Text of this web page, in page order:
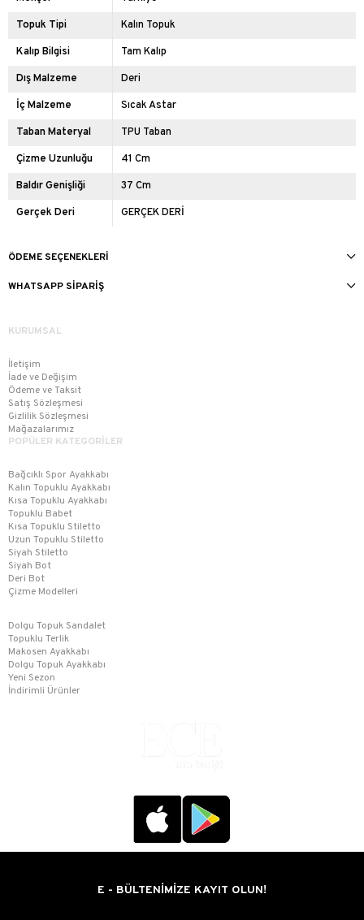
Topuk Tipi Kalın Topuk
Kalıp Bilgisi Tam Kalıp
Dış Malzeme Deri
İç Malzeme Sıcak Astar
Taban Materyal TPU Taban
Çizme Uzunluğu 41 Cm
Baldır Genişliği 37 Cm
Gerçek Deri GERÇEK DERİ
ÖDEME SEÇENEKLERI
WHATSAPP SIPARIŞ
KURUMSAL
İletişim
İade ve Değişim
Ödeme ve Taksit
Satış Sözleşmesi
Gizlilik Sözleşmesi
Mağazalarımız
POPÜLER KATEGORİLER
Bağcıklı Spor Ayakkabı
Kalın Topuklu Ayakkabı
Kısa Topuklu Ayakkabı
Topuklu Babet
Kısa Topuklu Stiletto
Uzun Topuklu Stiletto
Siyah Stiletto
Siyah Bot
Deri Bot
Çizme Modelleri
Dolgu Topuk Sandalet
Topuklu Terlik
Makosen Ayakkabı
Dolgu Topuk Ayakkabı
Yeni Sezon
İndirimli Ürünler
E - BÜLTENİMİZE KAYIT OLUN!